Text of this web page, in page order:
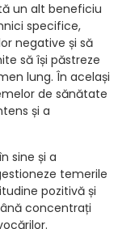
un alt beneficiu
specifice,
negative și să
să își păstreze
lung. În același
de sănătate
și a
sine și a
temerile
pozitivă și
concentrați